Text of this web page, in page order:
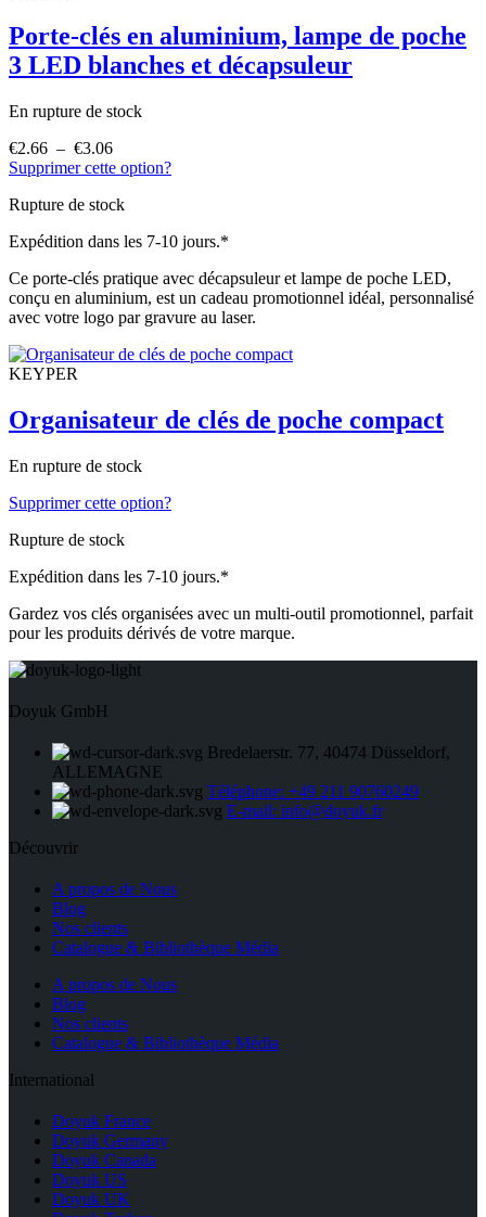
Porte-clés en aluminium, lampe de poche
3 LED blanches et décapsuleur
En rupture de stock
€2.66 – €3.06
de
€2.66
€3.06
Supprimer cette option?
variations.
options
peuvent
être
sur
du
Rupture de stock
Expédition dans les 7-10 jours.*
Ce porte-clés pratique avec décapsuleur et lampe de poche LED,
conçu en aluminium, est un cadeau promotionnel idéal, personnalisé
avec votre logo par gravure au laser.
KEYPER
Organisateur de clés de poche compact
En rupture de stock
Supprimer cette option?
Rupture de stock
Expédition dans les 7-10 jours.*
Gardez vos clés organisées avec un multi-outil promotionnel, parfait
pour les produits dérivés de votre marque.
Doyuk GmbH
Bredelaerstr. 77, 40474 Düsseldorf,
ALLEMAGNE
Téléphone: +49 211 90760249
E-mail: info@doyuk.fr
Découvrir
A propos de Nous
Blog
Nos clients
Catalogue & Bibliothèque Média
A propos de Nous
Blog
Nos clients
Catalogue & Bibliothèque Média
International
Doyuk France
Doyuk Germany
Doyuk Canada
Doyuk US
Doyuk UK